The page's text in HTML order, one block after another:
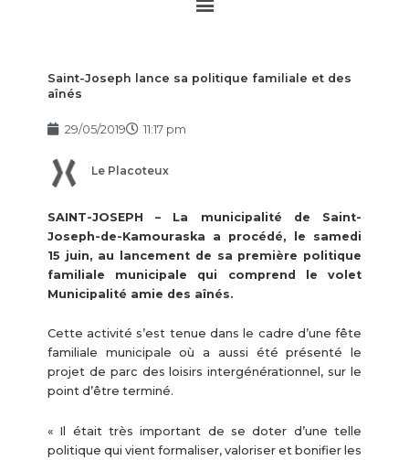
Saint-Joseph lance sa politique familiale et des
aînés
29/05/2019 11:17 pm
Le Placoteux
SAINT-JOSEPH – La municipalité de Saint-
Joseph-de-Kamouraska a procédé, le samedi
15 juin, au lancement de sa première politique
familiale municipale qui comprend le volet
Municipalité amie des aînés.
Cette activité s’est tenue dans le cadre d’une fête
familiale municipale où a aussi été présenté le
projet de parc des loisirs intergénérationnel, sur le
point d’être terminé.
« Il était très important de se doter d’une telle
politique qui vient formaliser, valoriser et bonifier les